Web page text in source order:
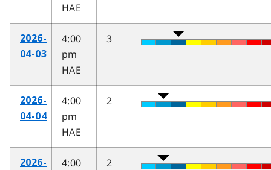
HAE
2026-
04-03
4:00
pm
HAE
3
2026-
04-04
4:00
pm
HAE
2
2026-
4:00
2